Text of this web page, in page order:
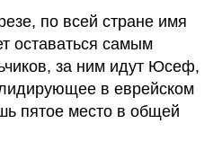
по всей стране имя
оставаться самым
за ним идут Юсеф,
в еврейском
пятое место в общей